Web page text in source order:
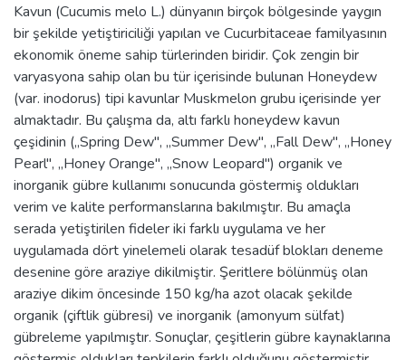
Kavun (Cucumis melo L.) dünyanın birçok bölgesinde yaygın
bir şekilde yetiştiriciliği yapılan ve Cucurbitaceae familyasının
ekonomik öneme sahip türlerinden biridir. Çok zengin bir
varyasyona sahip olan bu tür içerisinde bulunan Honeydew
(var. inodorus) tipi kavunlar Muskmelon grubu içerisinde yer
almaktadır. Bu çalışma da, altı farklı honeydew kavun
çeşidinin (,,Spring Dew", ,,Summer Dew", ,,Fall Dew", ,,Honey
Pearl", ,,Honey Orange", ,,Snow Leopard") organik ve
inorganik gübre kullanımı sonucunda göstermiş oldukları
verim ve kalite performanslarına bakılmıştır. Bu amaçla
serada yetiştirilen fideler iki farklı uygulama ve her
uygulamada dört yinelemeli olarak tesadüf blokları deneme
desenine göre araziye dikilmiştir. Şeritlere bölünmüş olan
araziye dikim öncesinde 150 kg/ha azot olacak şekilde
organik (çiftlik gübresi) ve inorganik (amonyum sülfat)
gübreleme yapılmıştır. Sonuçlar, çeşitlerin gübre kaynaklarına